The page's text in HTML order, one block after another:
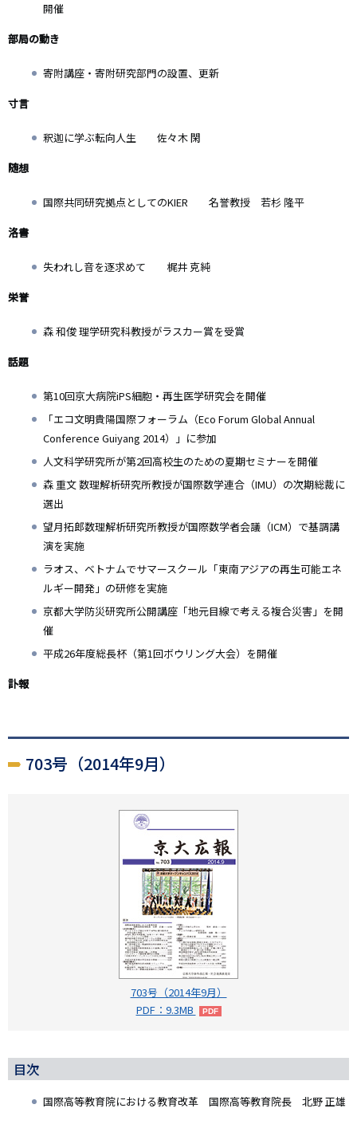
開催
部局の動き
寄附講座・寄附研究部門の設置、更新
寸言
釈迦に学ぶ転向人生 佐々木 閑
随想
国際共同研究拠点としてのKIER 名誉教授 若杉 隆平
洛書
失われし音を逐求めて 梶井 克純
栄誉
森 和俊 理学研究科教授がラスカー賞を受賞
話題
第10回京大病院iPS細胞・再生医学研究会を開催
「エコ文明貴陽国際フォーラム（Eco Forum Global Annual
Conference Guiyang 2014）」に参加
人文科学研究所が第2回高校生のための夏期セミナーを開催
森 重文 数理解析研究所教授が国際数学連合（IMU）の次期総裁に
選出
望月拓郎数理解析研究所教授が国際数学者会議（ICM）で基調講
演を実施
ラオス、ベトナムでサマースクール「東南アジアの再生可能エネ
ルギー開発」の研修を実施
京都大学防災研究所公開講座「地元目線で考える複合災害」を開
催
平成26年度総長杯（第1回ボウリング大会）を開催
訃報
703号（2014年9月）
703号（2014年9月）
PDF：9.3MB
目次
国際高等教育院における教育改革 国際高等教育院長 北野 正雄